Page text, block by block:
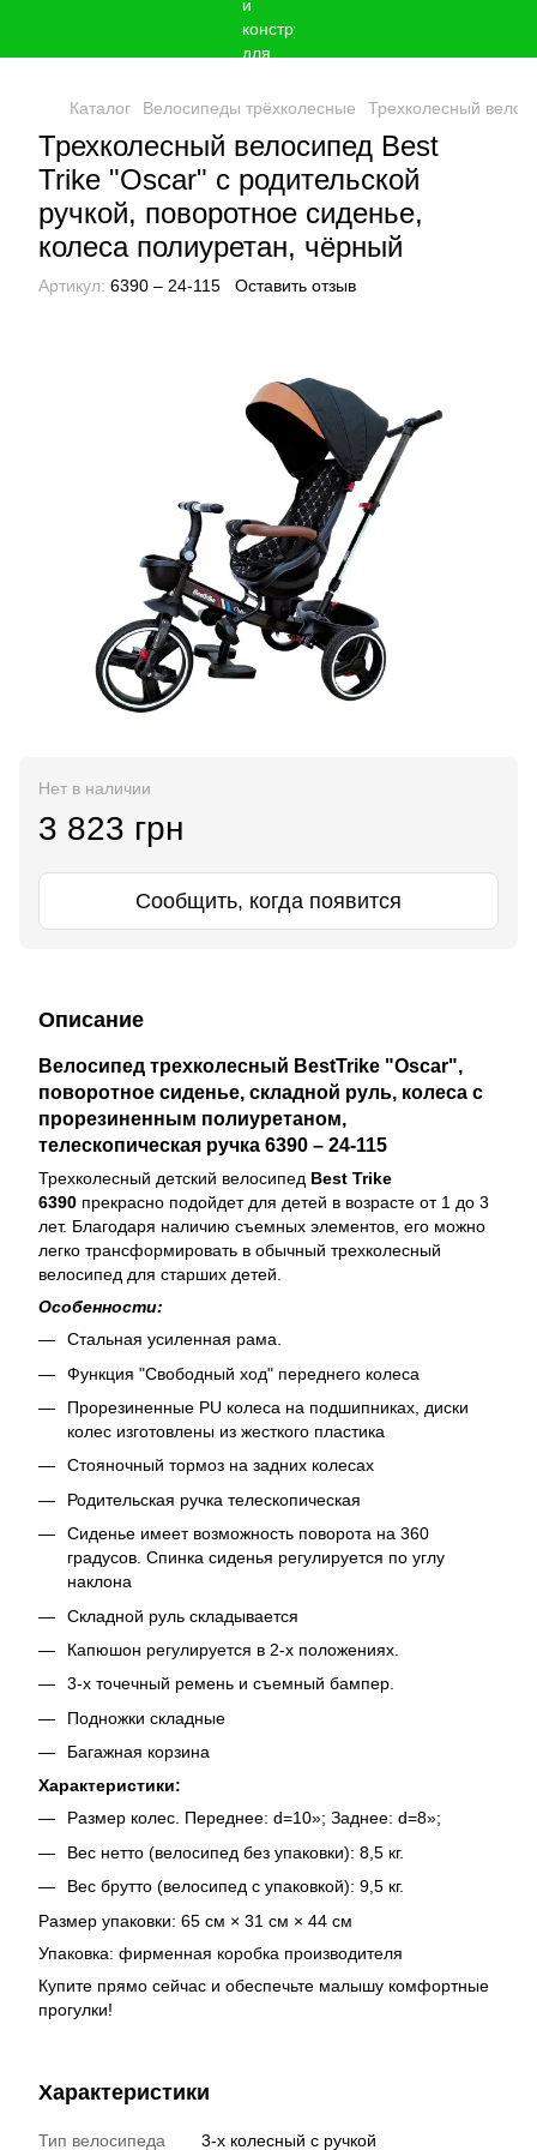
Каталог Велосипеды трёхколесные Трехколесный
Трехколесный велосипед Best
Trike "Oscar" с родительской
ручкой, поворотное сиденье,
колеса полиуретан, чёрный
Артикул: 6390 – 24-115 Оставить отзыв
Нет в наличии
3 823 грн
Сообщить, когда появится
Описание
Велосипед трехколесный BestTrike "Oscar",
поворотное сиденье, складной руль, колеса с
прорезиненным полиуретаном,
телескопическая ручка 6390 – 24-115
Трехколесный детский велосипед Best Trike
6390 прекрасно подойдет для детей в возрасте от 1 до 3
лет. Благодаря наличию съемных элементов, его можно
легко трансформировать в обычный трехколесный
велосипед для старших детей.
Особенности:
Стальная усиленная рама.
Функция "Свободный ход" переднего колеса
Прорезиненные PU колеса на подшипниках, диски
колес изготовлены из жесткого пластика
Стояночный тормоз на задних колесах
Родительская ручка телескопическая
Сиденье имеет возможность поворота на 360
градусов. Спинка сиденья регулируется по углу
наклона
Складной руль складывается
Капюшон регулируется в 2-х положениях.
3-х точечный ремень и съемный бампер.
Подножки складные
Багажная корзина
Характеристики:
Размер колес. Переднее: d=10»; Заднее: d=8»;
Вес нетто (велосипед без упаковки): 8,5 кг.
Вес брутто (велосипед с упаковкой): 9,5 кг.
Размер упаковки: 65 см × 31 см × 44 см
Упаковка: фирменная коробка производителя
Купите прямо сейчас и обеспечьте малышу комфортные
прогулки!
Характеристики
Тип велосипеда 3-х колесный с ручкой